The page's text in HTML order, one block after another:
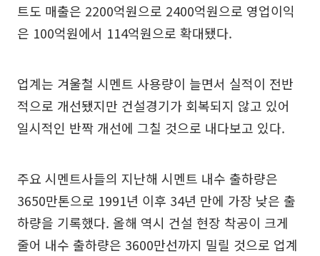
트도 매출은 2200억원으로 2400억원으로 영업이익
은 100억원에서 114억원으로 확대됐다.
업계는 겨울철 시멘트 사용량이 늘면서 실적이 전반
적으로 개선됐지만 건설경기가 회복되지 않고 있어
일시적인 반짝 개선에 그칠 것으로 내다보고 있다.
주요 시멘트사들의 지난해 시멘트 내수 출하량은
3650만톤으로 1991년 이후 34년 만에 가장 낮은 출
하량을 기록했다. 올해 역시 건설 현장 착공이 크게
줄어 내수 출하량은 3600만선까지 밀릴 것으로 업계